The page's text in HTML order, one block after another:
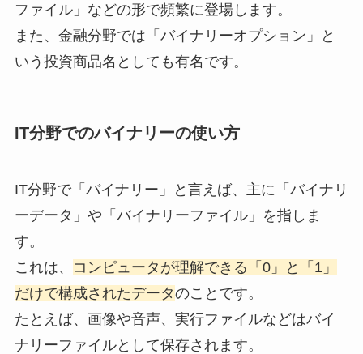
ファイル」などの形で頻繁に登場します。
また、金融分野では「バイナリーオプション」と
いう投資商品名としても有名です。
IT分野でのバイナリーの使い方
IT分野で「バイナリー」と言えば、主に「バイナリ
ーデータ」や「バイナリーファイル」を指しま
す。
これは、
コンピュータが理解できる「0」と「1」
だけで構成されたデータのことです。
たとえば、画像や音声、実行ファイルなどはバイ
ナリーファイルとして保存されます。